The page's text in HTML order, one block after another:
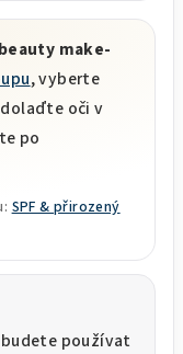
make-
, vyberte
oči v
po
SPF & přirozený
používat